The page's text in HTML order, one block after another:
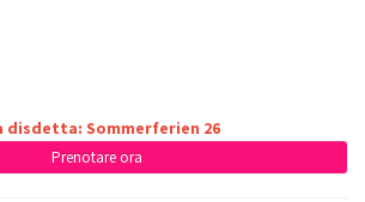
disdetta: Sommerferien 26
Prenotare ora